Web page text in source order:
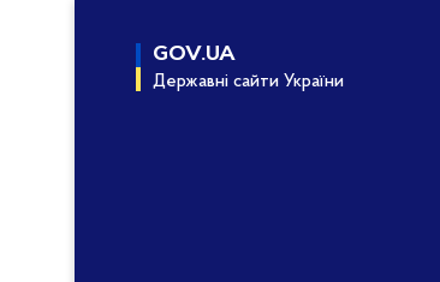
GOV.UA
Державні сайти України